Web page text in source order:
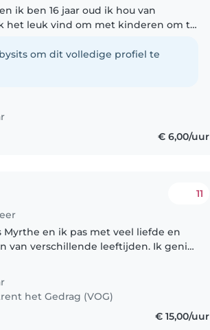
ik ben 16 jaar oud ik hou van
het leuk vind om met kinderen om te
altijd..om dit volledige profiel te
€ 6,00/uur
11
Myrthe en ik pas met veel liefde en
van verschillende leeftijden. Ik geniet
het Gedrag (VOG)
€ 15,00/uur